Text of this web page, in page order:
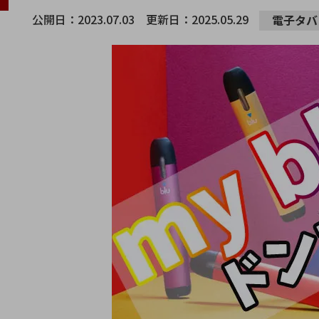
公開日： 2023.07.03 更新日： 2025.05.29 電子タ